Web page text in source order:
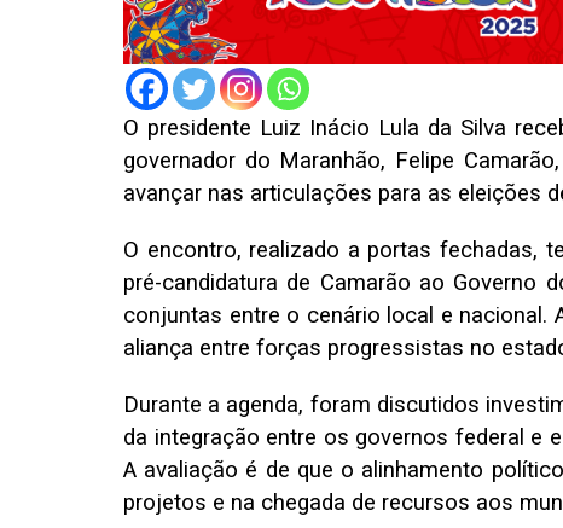
O presidente Luiz Inácio Lula da Silva
governador do Maranhão, Felipe
avançar nas articulações para as eleições
O encontro, realizado a portas fechadas,
pré-candidatura de Camarão ao Governo
conjuntas entre o cenário local e nacional.
aliança entre forças progressistas no
Durante a agenda, foram discutidos
da integração entre os governos federal e
A avaliação é de que o alinhamento
projetos e na chegada de recursos aos